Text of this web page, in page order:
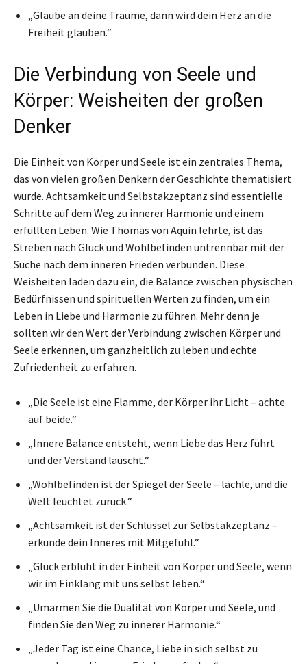
„Glaube an deine Träume, dann wird dein Herz an die
Freiheit glauben.“
Die Verbindung von Seele und
Körper: Weisheiten der großen
Denker
Die Einheit von Körper und Seele ist ein zentrales Thema,
das von vielen großen Denkern der Geschichte thematisiert
wurde. Achtsamkeit und Selbstakzeptanz sind essentielle
Schritte auf dem Weg zu innerer Harmonie und einem
erfüllten Leben. Wie Thomas von Aquin lehrte, ist das
Streben nach Glück und Wohlbefinden untrennbar mit der
Suche nach dem inneren Frieden verbunden. Diese
Weisheiten laden dazu ein, die Balance zwischen physischen
Bedürfnissen und spirituellen Werten zu finden, um ein
Leben in Liebe und Harmonie zu führen. Mehr denn je
sollten wir den Wert der Verbindung zwischen Körper und
Seele erkennen, um ganzheitlich zu leben und echte
Zufriedenheit zu erfahren.
„Die Seele ist eine Flamme, der Körper ihr Licht – achte
auf beide.“
„Innere Balance entsteht, wenn Liebe das Herz führt
und der Verstand lauscht.“
„Wohlbefinden ist der Spiegel der Seele – lächle, und die
Welt leuchtet zurück.“
„Achtsamkeit ist der Schlüssel zur Selbstakzeptanz –
erkunde dein Inneres mit Mitgefühl.“
„Glück erblüht in der Einheit von Körper und Seele, wenn
wir im Einklang mit uns selbst leben.“
„Umarmen Sie die Dualität von Körper und Seele, und
finden Sie den Weg zu innerer Harmonie.“
„Jeder Tag ist eine Chance, Liebe in sich selbst zu